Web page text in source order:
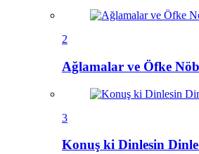
2
Ağlamalar ve Öfke
3
Konuş ki Dinlesin